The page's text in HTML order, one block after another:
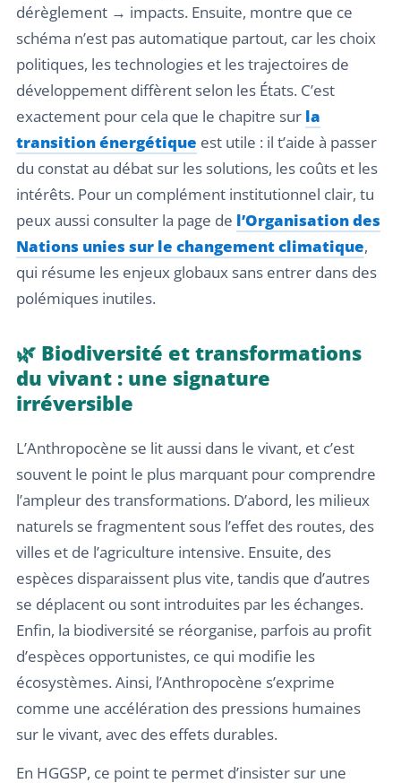
dérèglement → impacts. Ensuite, montre que ce
schéma n’est pas automatique partout, car les choix
politiques, les technologies et les trajectoires de
développement diffèrent selon les États. C’est
exactement pour cela que le chapitre sur la
transition énergétique est utile : il t’aide à passer
du constat au débat sur les solutions, les coûts et les
intérêts. Pour un complément institutionnel clair, tu
peux aussi consulter la page de l’Organisation des
Nations unies sur le changement climatique,
qui résume les enjeux globaux sans entrer dans des
polémiques inutiles.
🌿 Biodiversité et transformations
du vivant : une signature
irréversible
L’Anthropocène se lit aussi dans le vivant, et c’est
souvent le point le plus marquant pour comprendre
l’ampleur des transformations. D’abord, les milieux
naturels se fragmentent sous l’effet des routes, des
villes et de l’agriculture intensive. Ensuite, des
espèces disparaissent plus vite, tandis que d’autres
se déplacent ou sont introduites par les échanges.
Enfin, la biodiversité se réorganise, parfois au profit
d’espèces opportunistes, ce qui modifie les
écosystèmes. Ainsi, l’Anthropocène s’exprime
comme une accélération des pressions humaines
sur le vivant, avec des effets durables.
En HGGSP, ce point te permet d’insister sur une